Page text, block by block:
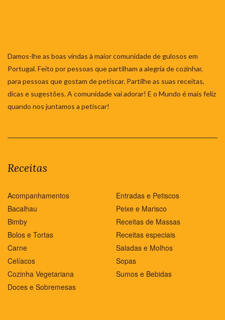
Damos-lhe as boas vindas à maior comunidade de gulosos em
Portugal. Feito por pessoas que partilham a alegria de cozinhar,
para pessoas que gostam de petiscar. Partilhe as suas receitas,
dicas e sugestões. A comunidade vai adorar! E o Mundo é mais feliz
quando nos juntamos a petiscar!
Receitas
Acompanhamentos
Bacalhau
Bimby
Bolos e Tortas
Carne
Celíacos
Cozinha Vegetariana
Doces e Sobremesas
Entradas e Petiscos
Peixe e Marisco
Receitas de Massas
Receitas especiais
Saladas e Molhos
Sopas
Sumos e Bebidas